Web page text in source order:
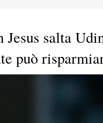
Jesus salta
può